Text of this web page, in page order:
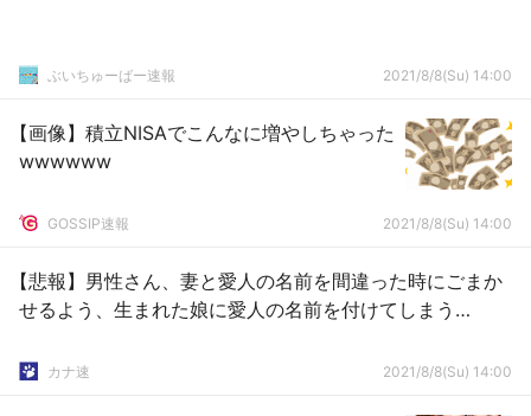
ぶいちゅーばー速報 2021/8/8(Su) 14:00
【画像】積立NISAでこんなに増やしちゃった
wwwwww
GOSSIP速報 2021/8/8(Su) 14:00
【悲報】男性さん、妻と愛人の名前を間違った時にごまか
せるよう、生まれた娘に愛人の名前を付けてしまう…
カナ速 2021/8/8(Su) 14:00